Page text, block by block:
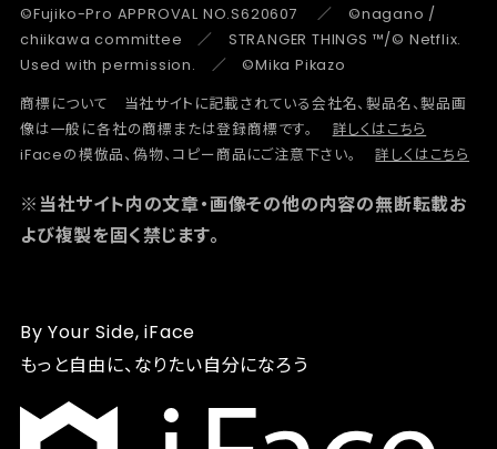
©Fujiko-Pro APPROVAL NO.S620607 ／ ©nagano /
chiikawa committee ／ STRANGER THINGS ™/© Netflix.
Used with permission. ／ ©Mika Pikazo
商標について 当社サイトに記載されている会社名、製品名、製品画
像は一般に各社の商標または登録商標です。
詳しくはこちら
iFaceの模倣品、偽物、コピー商品にご注意下さい。
詳しくはこちら
※当社サイト内の文章・画像その他の内容の無断転載お
よび複製を固く禁じます。
By Your Side, iFace
もっと自由に、なりたい自分になろう